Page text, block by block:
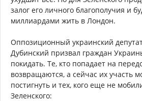
залог его личного благополучия и
миллиардами жить в Лондон.
Оппозиционный украинский
Дубинский призвал граждан
покидать. Те, кто попадает на
возвращаются, а сейчас их участь
постигнуть и тех, кого еще не
Зеленского: